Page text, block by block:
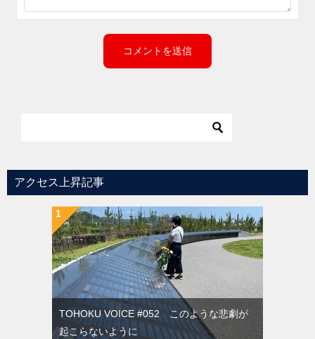
アクセス上昇記事
TOHOKU VOICE #052 このような悲劇が
起こらないように